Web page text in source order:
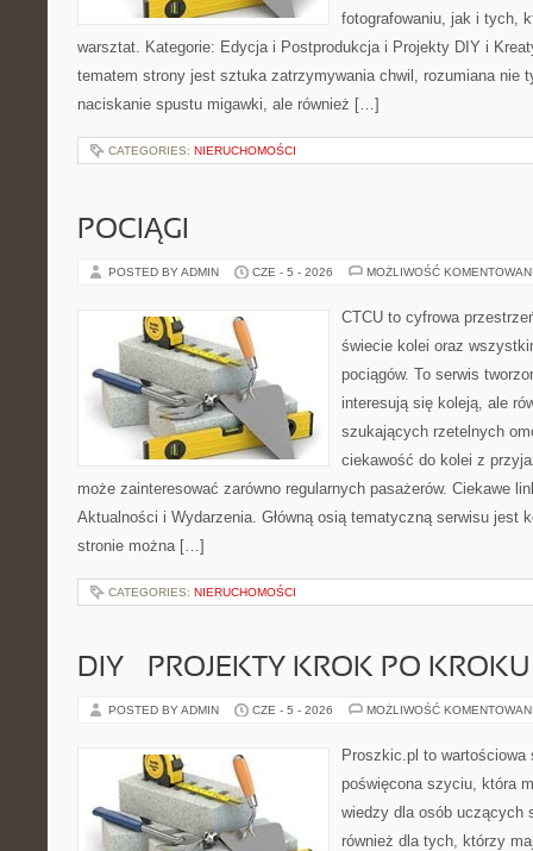
fotografowaniu, jak i tych,
warsztat. Kategorie: Edycja i Postprodukcja i Projekty DIY i
tematem strony jest sztuka zatrzymywania chwil, rozumiana nie
naciskanie spustu migawki, ale również […]
CATEGORIES: NIERUCHOMOŚCI
POCIĄGI
POSTED BY ADMIN CZE - 5 - 2026 MOŻLIWOŚĆ
CTCU to cyfrowa
świecie kolei oraz
pociągów. To serwis
interesują się koleją, ale
szukających rzetelnych
ciekawość do kolei z
może zainteresować zarówno regularnych pasażerów. Ciekawe
Aktualności i Wydarzenia. Główną osią tematyczną serwisu jest
stronie można […]
CATEGORIES: NIERUCHOMOŚCI
DIY – PROJEKTY KROK PO KROKU
POSTED BY ADMIN CZE - 5 - 2026 MOŻLIWOŚĆ
Proszkic.pl to wartościowa
poświęcona szyciu, która
wiedzy dla osób uczących
również dla tych, którzy